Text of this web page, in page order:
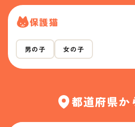
保護猫
男の子 女の子
都道府県か